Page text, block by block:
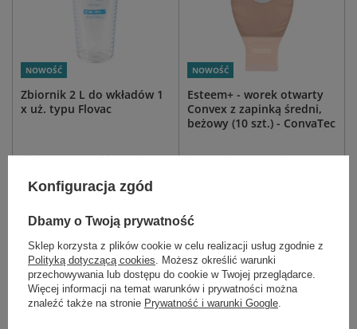
NOWOŚĆ
Zbiornik 2 L do wkładów 1
x uż. typu Flovac
Wielorazowy, autoklawowalny
systemem jednorazowych
wkładów FLOVAC. W pełni
urządzeniami z serii Askir oraz
Wkrótce będzie
DO KOSZYKA
58,50 zł
NOWOŚĆ
Esteem+ - worek otwarty
Convex z zapinką średni,
beżowy (10 szt.) - ConvaTec
Jednoczęściowy worek stomijny z
22 mm
32 mm
więcej
Wkrótce będzie
WYBIERZ WARIANT
Konfiguracja zgód
Dbamy o Twoją prywatność
Sklep korzysta z plików cookie w celu realizacji usług zgodnie z
Polityką dotyczącą cookies. Możesz określić warunki
przechowywania lub dostępu do cookie w Twojej przeglądarce.
Więcej informacji na temat warunków i prywatności można
znaleźć także na stronie Prywatność i warunki Google.